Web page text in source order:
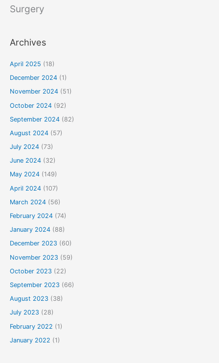
Surgery
Archives
April 2025 (18)
December 2024(1)
November 2024(51)
October 2024(92)
September 2024(82)
August 2024(57)
July 2024(73)
June 2024(32)
May 2024(149)
April 2024(107)
March 2024(56)
February 2024(74)
January 2024(88)
December 2023(60)
November 2023(59)
October 2023(22)
September 2023(66)
August 2023(38)
July 2023(28)
February 2022 (1)
January 2022 (1)